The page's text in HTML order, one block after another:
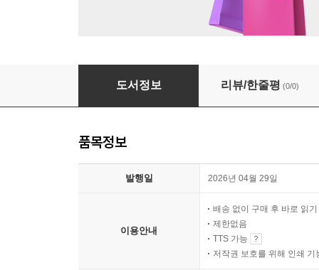
도서정보 리뷰/한줄평 (0/0)
품목정보
발행일 2026년 04월 29일
이용안내
배송 없이 구매 후 바로 읽기
제한없음
TTS 가능
저작권 보호를 위해 인쇄 기